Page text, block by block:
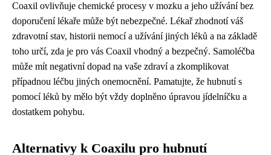
Coaxil ovlivňuje chemické procesy v mozku a jeho užívání bez
doporučení lékaře může být nebezpečné. Lékař zhodnotí váš
zdravotní stav, historii nemocí a užívání jiných léků a na základě
toho určí, zda je pro vás Coaxil vhodný a bezpečný. Samoléčba
může mít negativní dopad na vaše zdraví a zkomplikovat
případnou léčbu jiných onemocnění. Pamatujte, že hubnutí s
pomocí léků by mělo být vždy doplněno úpravou jídelníčku a
dostatkem pohybu.
Alternativy k Coaxilu pro hubnutí